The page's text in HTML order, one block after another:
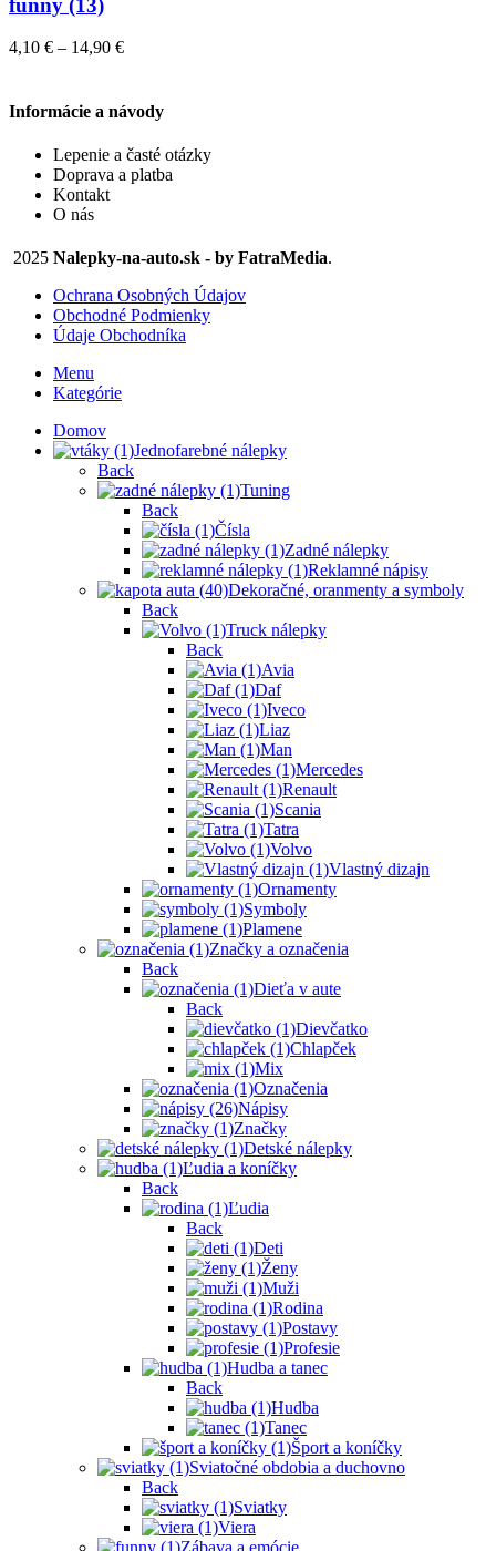
variantov.
vybrať
stránke
produktu.
4,10 € – 14,90 €Price
through
14,90 €
Informácie a návody
Lepenie a časté otázky
Doprava a platba
Kontakt
O nás
2025 Nalepky-na-auto.sk - by FatraMedia.
Ochrana Osobných Údajov
Obchodné Podmienky
Údaje Obchodníka
Menu
Kategórie
Domov
Jednofarebné nálepky
Back
Tuning
Back
Čísla
Zadné nálepky
Reklamné nápisy
Dekoračné, oranmenty a symboly
Back
Truck nálepky
Back
Avia
Daf
Iveco
Liaz
Man
Mercedes
Renault
Scania
Tatra
Volvo
Vlastný dizajn
Ornamenty
Symboly
Plamene
Značky a označenia
Back
Dieťa v aute
Back
Dievčatko
Chlapček
Mix
Označenia
Nápisy
Značky
Detské nálepky
Ľudia a koníčky
Back
Ľudia
Back
Deti
Ženy
Muži
Rodina
Postavy
Profesie
Hudba a tanec
Back
Hudba
Tanec
Šport a koníčky
Sviatočné obdobia a duchovno
Back
Sviatky
Viera